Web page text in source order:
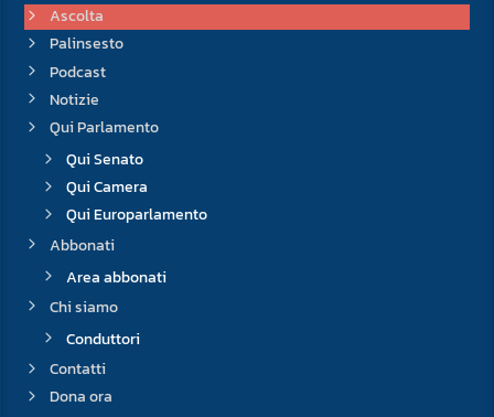
Ascolta
Palinsesto
Podcast
Notizie
Qui Parlamento
Qui Senato
Qui Camera
Qui Europarlamento
Abbonati
Area abbonati
Chi siamo
Conduttori
Contatti
Dona ora